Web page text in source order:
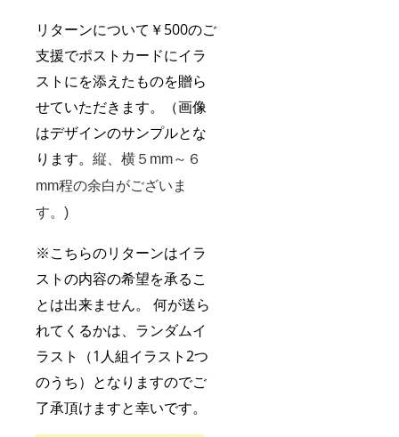
リターンについて￥500のご
支援でポストカードにイラ
ストにを添えたものを贈ら
せていただきます。（画像
はデザインのサンプルとな
ります。
縦、横５mm～６
mm程の余白がございま
す。)
※こちらのリターンはイラ
ストの内容の希望を承るこ
とは出来ません。 何が送ら
れてくるかは、ランダムイ
ラスト（1人組イラスト2つ
のうち）となりますのでご
了承頂けますと幸いです。